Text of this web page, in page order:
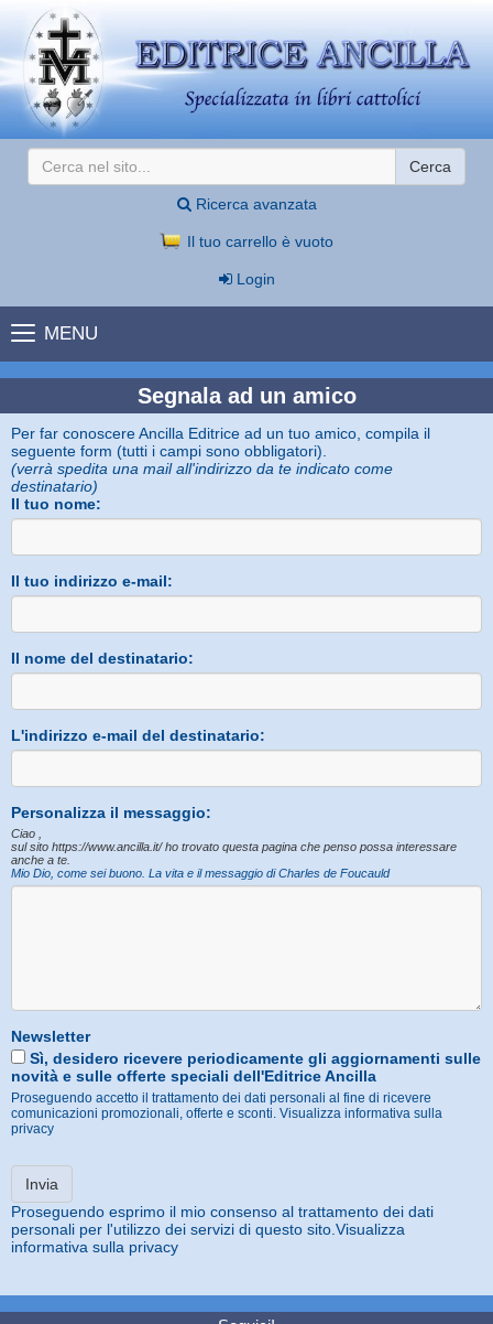
Cerca
Ricerca avanzata
Il tuo carrello è vuoto
Login
MENU
Segnala ad un amico
Per far conoscere Ancilla Editrice ad un tuo amico, compila il
seguente form (tutti i campi sono obbligatori).
(verrà spedita una mail all'indirizzo da te indicato come
destinatario)
Il tuo nome:
Il tuo indirizzo e-mail:
Il nome del destinatario:
L'indirizzo e-mail del destinatario:
Personalizza il messaggio:
Ciao ,
sul sito https://www.ancilla.it/ ho trovato questa pagina che penso possa interessare
anche a te.
Mio Dio, come sei buono. La vita e il messaggio di Charles de Foucauld
Newsletter
Sì, desidero ricevere periodicamente gli aggiornamenti sulle
novità e sulle offerte speciali dell'Editrice Ancilla
Proseguendo accetto il trattamento dei dati personali al fine di ricevere
comunicazioni promozionali, offerte e sconti. Visualizza informativa sulla
privacy
Proseguendo esprimo il mio consenso al trattamento dei dati
personali per l'utilizzo dei servizi di questo sito. Visualizza
informativa sulla privacy